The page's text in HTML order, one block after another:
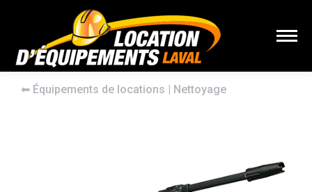
⬅︎ Équipements de locations | Nettoyage